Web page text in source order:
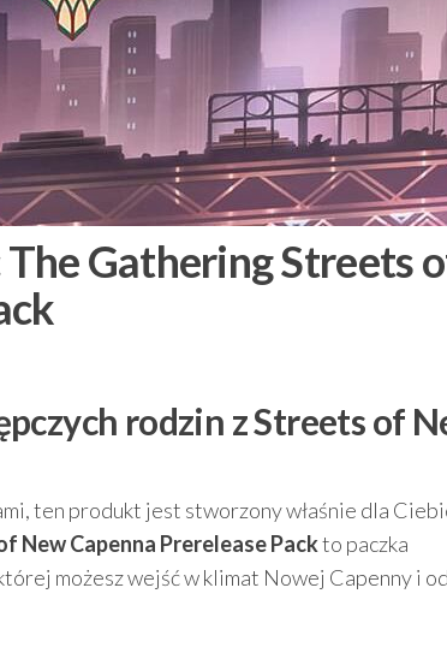
Gathering Streets
rodzin z Streets of
ten produkt jest stworzony właśnie dla
New Capenna Prerelease Packto paczka
możesz wejść w klimat Nowej Capenny i